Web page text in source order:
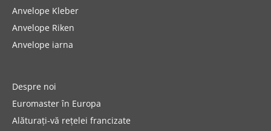
Anvelope Kleber
Anvelope Riken
Anvelope iarna
Despre noi
Euromaster în Europa
Alăturați-vă rețelei francizate